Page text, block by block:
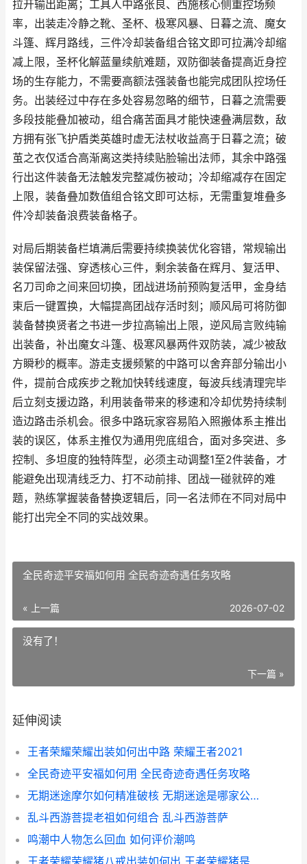
拉开输出距离；工具人中路张良、西施核心侧重控场频
率，出装走冷静之靴、圣杯、极寒风暴、日暮之流、魔女
斗篷、辉月路线，三件冷却装备组合铭文即可拉满冷却缩
减上限，圣杯化解蓝量续航难题，双防御装备提高近身控
场的生存能力，不需要高额法强装备也能完成团队控场任
务。出装经过中存在多处容易忽略的细节，日暮之流需要
多段技能叠加被动，组合痛苦面具才能快速叠满层数，敌
方拥有张飞护盾类英雄时虚无法杖收益高于日暮之流；破
茧之衣仅适合高渐离这类持续贴脸输出法师，其余中路强
行出这件装备无法触发完整减伤被动；冷却缩减存在固定
上限，装备叠加数值组合铭文即可达标，无需重复堆叠多
件冷却装备浪费装备格子。
对局后期装备栏填满后需要持续换装优化容错，常规输出
装保留法强、穿透核心三件，剩余装备在辉月、复活甲、
名刀司命之间来回切换，团战进场前预购复活甲，金身结
束后一键置换，大幅提高团战存活时刻；顺风局可将防御
装备替换贤者之书进一步拉高输出上限，逆风局言败纯输
出装备，补出魔女斗篷、极寒风暴两件双防装，减少被敌
方瞬秒的概率。游走支援频繁的中路可以舍弃部分输出小
件，提前合成疾步之靴加快转线速度，每波兵线清理完毕
后立刻支援边路，利用装备带来的移速和冷却优势持续制
造边路击杀机会。很多中路玩家容易陷入照搬体系主推出
装的误区，体系主推仅为通用兜底组合，面对多突进、多
控制、多坦度的独特阵型，必须主动调整1至2件装备，才
能避免出现清线乏力、打不动前排、团战一碰就碎的难
题，熟练掌握装备替换逻辑后，同一名法师在不同对局中
能打出完全不同的实战效果。
全民奇迹平安福如何用 全民奇迹奇遇任务攻略
« 上一篇 2026-07-02
没有了！
下一篇 »
延伸阅读
王者荣耀荣耀出装如何出中路 荣耀王者2021
全民奇迹平安福如何用 全民奇迹奇遇任务攻略
无期迷途摩尔如何精准破核 无期迷途是哪家公司的
乱斗西游菩提老祖如何组合 乱斗西游菩萨
鸣潮中人物怎么回血 如何评价潮鸣